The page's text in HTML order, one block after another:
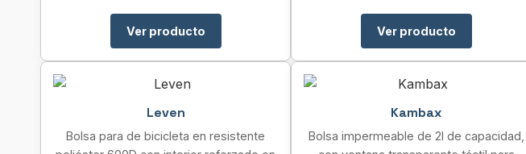
Ver producto Ver producto
Leven
Bolsa para de bicicleta en resistente
Kambax
Bolsa impermeable de 2l de capacidad,